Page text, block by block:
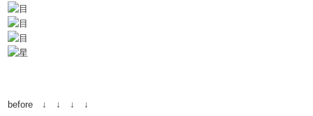
before ↓ ↓ ↓ ↓